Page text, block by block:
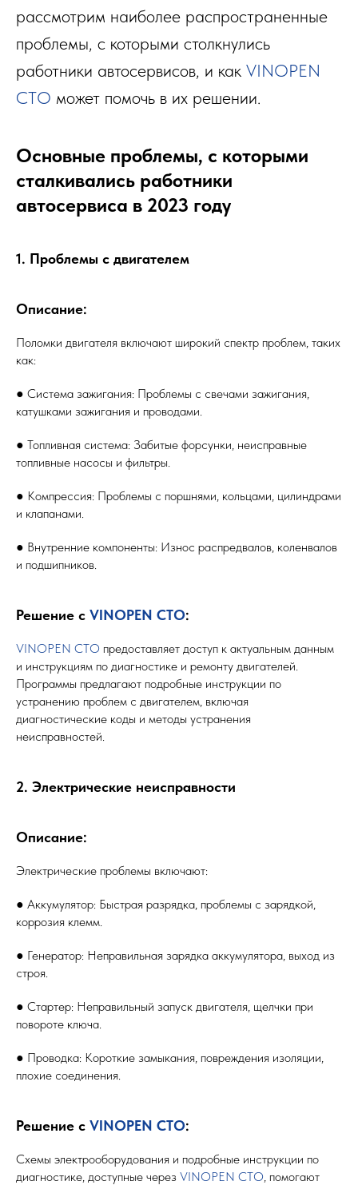
рассмотрим наиболее распространенные
проблемы, с которыми столкнулись
работники автосервисов, и как VINOPEN
СТО может помочь в их решении.
Основные проблемы, с которыми
сталкивались работники
автосервиса в 2023 году
1. Проблемы с двигателем
Описание:
Поломки двигателя включают широкий спектр проблем, таких
как:
● Система зажигания: Проблемы с свечами зажигания,
катушками зажигания и проводами.
● Топливная система: Забитые форсунки, неисправные
топливные насосы и фильтры.
● Компрессия: Проблемы с поршнями, кольцами, цилиндрами
и клапанами.
● Внутренние компоненты: Износ распредвалов, коленвалов
и подшипников.
Решение с VINOPEN СТО:
VINOPEN СТО предоставляет доступ к актуальным данным
и инструкциям по диагностике и ремонту двигателей.
Программы предлагают подробные инструкции по
устранению проблем с двигателем, включая
диагностические коды и методы устранения
неисправностей.
2. Электрические неисправности
Описание:
Электрические проблемы включают:
● Аккумулятор: Быстрая разрядка, проблемы с зарядкой,
коррозия клемм.
● Генератор: Неправильная зарядка аккумулятора, выход из
строя.
● Стартер: Неправильный запуск двигателя, щелчки при
повороте ключа.
● Проводка: Короткие замыкания, повреждения изоляции,
плохие соединения.
Решение с VINOPEN СТО:
Схемы электрооборудования и подробные инструкции по
диагностике, доступные через VINOPEN СТО, помогают